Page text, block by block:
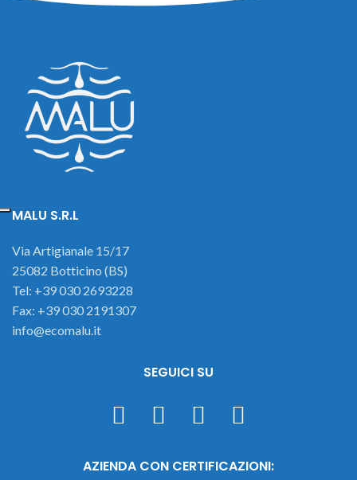
MALU S.R.L
Via Artigianale 15/17
25082 Botticino (BS)
Tel: +39 030 2693228
Fax: +39 030 2191307
info@ecomalu.it
SEGUICI SU
AZIENDA CON CERTIFICAZIONI: